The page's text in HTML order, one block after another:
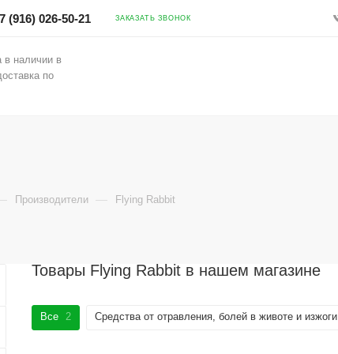
(916) 026-50-21 ЗАКАЗАТЬ ЗВОНОК
в наличии в
по
Производители — Flying Rabbit
Товары Flying Rabbit в нашем магазине
Все 2 Средства от отравления, болей в животе и изжоги